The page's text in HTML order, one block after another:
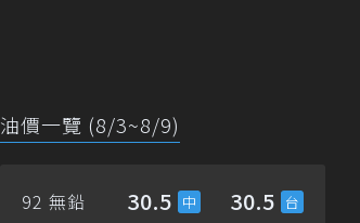
油價一覽 (8/3~8/9)
92 無鉛 30.5 30.5